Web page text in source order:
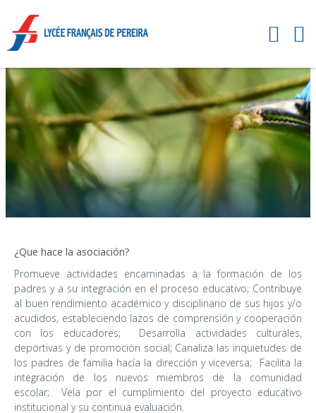
¿Que hace la asociación?
Promueve actividades encaminadas a la formación de los
padres y a su integración en el proceso educativo; Contribuye
al buen rendimiento académico y disciplinario de sus hijos y/o
acudidos, estableciendo lazos de comprensión y cooperación
con los educadores; Desarrolla actividades culturales,
deportivas y de promoción social; Canaliza las inquietudes de
los padres de familia hacía la dirección y viceversa; Facilita la
integración de los nuevos miembros de la comunidad
escolar; Vela por el cumplimiento del proyecto educativo
institucional y su continua evaluación.